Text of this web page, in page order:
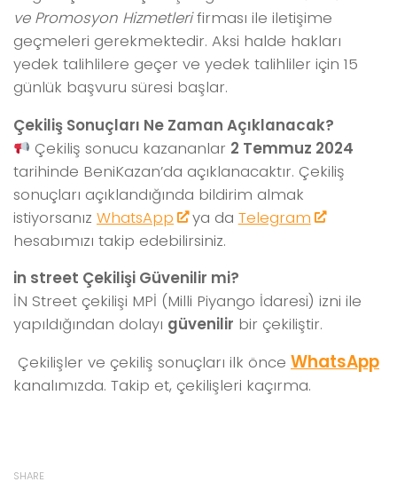
ve Promosyon Hizmetlerifirması ile iletişime
geçmeleri gerekmektedir. Aksi halde hakları
yedek talihlilere geçer ve yedek talihliler için 15
günlük başvuru süresi başlar.
Çekiliş Sonuçları Ne Zaman Açıklanacak?
Çekiliş sonucu kazananlar 2 Temmuz 2024
tarihinde BeniKazan’da açıklanacaktır. Çekiliş
sonuçları açıklandığında bildirim almak
istiyorsanız WhatsApp ya da Telegram
hesabımızı takip edebilirsiniz.
in street Çekilişi Güvenilir mi?
İN Street çekilişi MPİ (Milli Piyango İdaresi) izni ile
yapıldığından dolayı güvenilir bir çekiliştir.
Çekilişler ve çekiliş sonuçları ilk önce WhatsApp
kanalımızda. Takip et, çekilişleri kaçırma.
SHARE